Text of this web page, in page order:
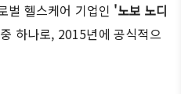
벌 헬스케어 기업인 '노보 노디
하나로, 2015년에 공식적으